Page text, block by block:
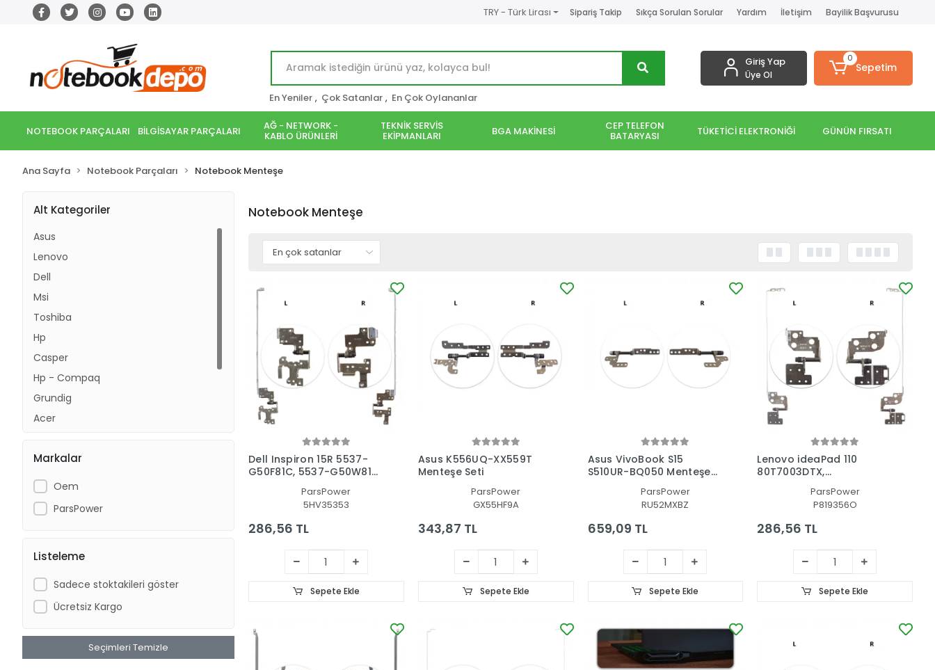
TRY - Türk Lirası Sipariş Takip Sıkça Sorulan Sorular Yardım İletişim Bayilik Başvurusu
En Yeniler , Çok Satanlar , En Çok Oylananlar
Giriş Yap
Üye Ol
0
Sepetim
NOTEBOOK PARÇALARI BİLGİSAYAR PARÇALARI AĞ - NETWORK -
KABLO ÜRÜNLERİ
TEKNİK SERVİS
EKİPMANLARI BGA MAKİNESİ CEP TELEFON
BATARYASI TÜKETİCİ ELEKTRONİĞİ GÜNÜN FIRSATI
Ana Sayfa Notebook Parçaları Notebook Menteşe
Alt Kategoriler
Asus
Lenovo
Dell
Msi
Toshiba
Hp
Casper
Hp - Compaq
Grundig
Acer
Vestel
PACKARD BELL
Markalar
Oem
ParsPower
Listeleme
Sadece stoktakileri göster
Ücretsiz Kargo
Seçimleri Temizle
Notebook Menteşe
Dell Inspiron 15R 5537-
G50F81C, 5537-G50W81C
ParsPower
5HV35353
286,56 TL
Sepete Ekle
Asus K556UQ-XX559T
Menteşe Seti
ParsPower
GX55HF9A
343,87 TL
Sepete Ekle
Asus VivoBook S15
S510UR-BQ050 Menteşe
ParsPower
RU52MXBZ
659,09 TL
Sepete Ekle
Lenovo ideaPad 110
80T7003DTX,
ParsPower
P819356O
286,56 TL
Sepete Ekle